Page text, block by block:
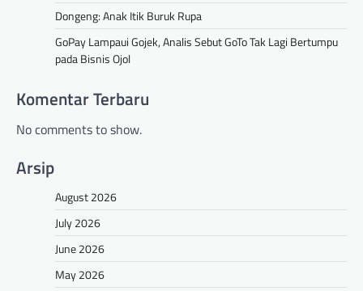
Dongeng: Anak Itik Buruk Rupa
GoPay Lampaui Gojek, Analis Sebut GoTo Tak Lagi Bertumpu
pada Bisnis Ojol
Komentar Terbaru
No comments to show.
Arsip
August 2026
July 2026
June 2026
May 2026